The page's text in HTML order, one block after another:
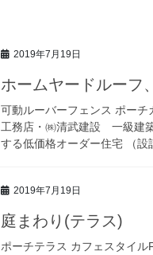
2019年7月19日
ホームヤードルーフ
可動ルーバーフェンス ポー
工務店・㈱清武建設 一級建
する低価格オーダー住宅 （
2019年7月19日
庭まわり(テラス)
ポーチテラス カフェスタイ